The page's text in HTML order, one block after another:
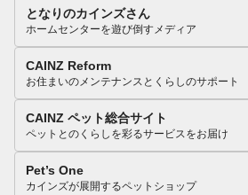
となりのカインズさん
ホームセンターを遊び倒すメディア
CAINZ Reform
お住まいのメンテナンスとくらしのサポート
CAINZ ペット総合サイト
ペットとのくらしを彩るサービスをお届け
Pet’s One
カインズが展開するペットショップ